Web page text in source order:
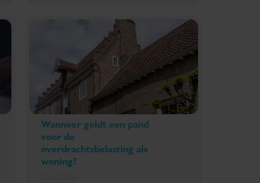
Wanneer geldt een pand
voor de
overdrachtsbelasting als
woning?